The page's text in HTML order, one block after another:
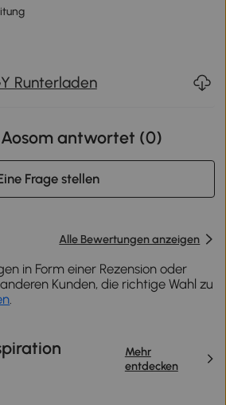
Runterladen
Aosom antwortet (0)
Frage stellen
Alle Bewertungen anzeigen
in Form einer Rezension oder
Kunden, die richtige Wahl zu
Mehr
entdecken